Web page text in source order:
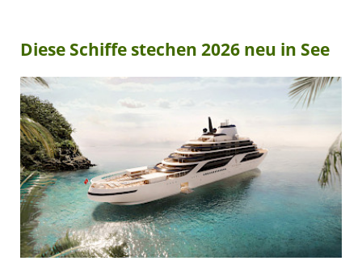
Diese Schiffe stechen 2026 neu in See